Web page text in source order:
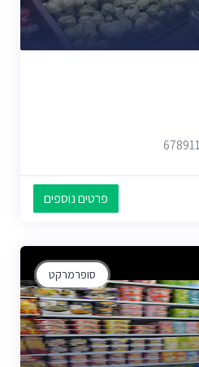
פרטים נוספים
סופרמרקט